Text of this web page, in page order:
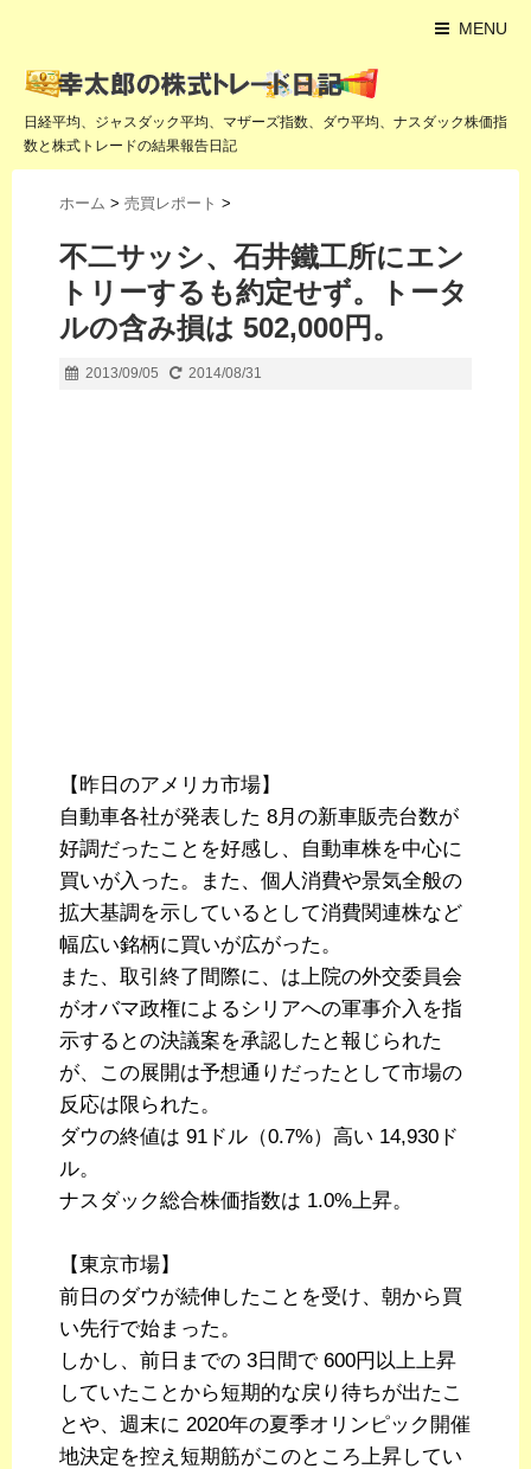
MENU
日経平均、ジャスダック平均、マザーズ指数、ダウ平均、ナスダック株価指
数と株式トレードの結果報告日記
ホーム > 売買レポート >
不二サッシ、石井鐵工所にエン
トリーするも約定せず。トータ
ルの含み損は 502,000円。
2013/09/05 2014/08/31
【昨日のアメリカ市場】
自動車各社が発表した 8月の新車販売台数が
好調だったことを好感し、自動車株を中心に
買いが入った。また、個人消費や景気全般の
拡大基調を示しているとして消費関連株など
幅広い銘柄に買いが広がった。
また、取引終了間際に、は上院の外交委員会
がオバマ政権によるシリアへの軍事介入を指
示するとの決議案を承認したと報じられた
が、この展開は予想通りだったとして市場の
反応は限られた。
ダウの終値は 91ドル（0.7%）高い 14,930ド
ル。
ナスダック総合株価指数は 1.0%上昇。
【東京市場】
前日のダウが続伸したことを受け、朝から買
い先行で始まった。
しかし、前日までの 3日間で 600円以上上昇
していたことから短期的な戻り待ちが出たこ
とや、週末に 2020年の夏季オリンピック開催
地決定を控え短期筋がこのところ上昇してい